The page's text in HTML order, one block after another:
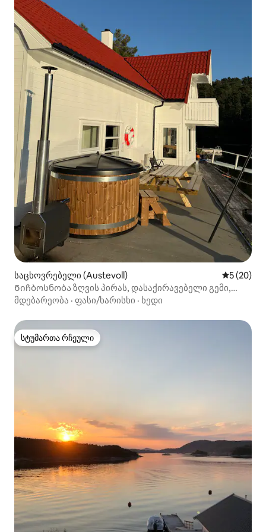
საცხოვრებელი (Austevoll) საშუალო
5 (20)
Ნიჩბოსნობა ზღვის პირას, დასაქირავებელი გემი,
ჰიდრომასაჟიანი აუზი
მდებარეობა · ფასი/ხარისხი · ხედი
სტუმართა რჩეული
სტუმართა რჩეული